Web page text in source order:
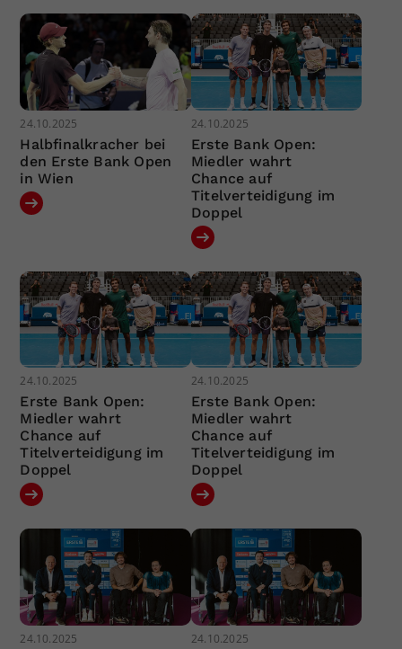
24.10.2025
Halbfinalkracher bei
den Erste Bank Open
in Wien
24.10.2025
Erste Bank Open:
Miedler wahrt
Chance auf
Titelverteidigung im
Doppel
24.10.2025
Erste Bank Open:
Miedler wahrt
Chance auf
Titelverteidigung im
Doppel
24.10.2025
Erste Bank Open:
Miedler wahrt
Chance auf
Titelverteidigung im
Doppel
24.10.2025 24.10.2025